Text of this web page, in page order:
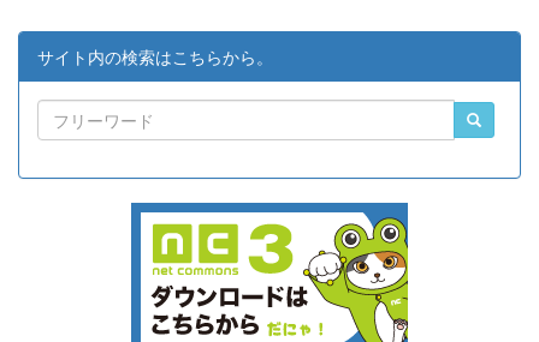
サイト内の検索はこちらから。